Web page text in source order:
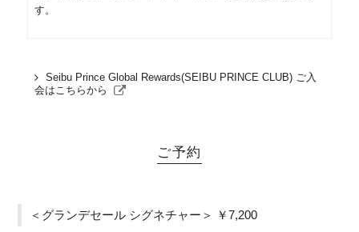
す。
Seibu Prince Global Rewards(SEIBU PRINCE CLUB) ご入
会はこちらから
ご予約
＜グランデセール シグネチャー＞ ￥7,200